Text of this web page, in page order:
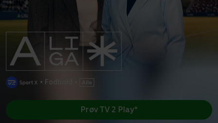
• Fodbold
Prøv TV 2 Play*